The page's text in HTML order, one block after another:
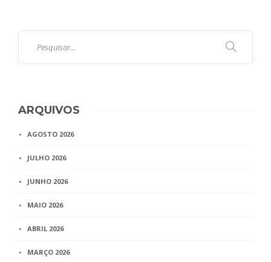
ARQUIVOS
AGOSTO 2026
JULHO 2026
JUNHO 2026
MAIO 2026
ABRIL 2026
MARÇO 2026